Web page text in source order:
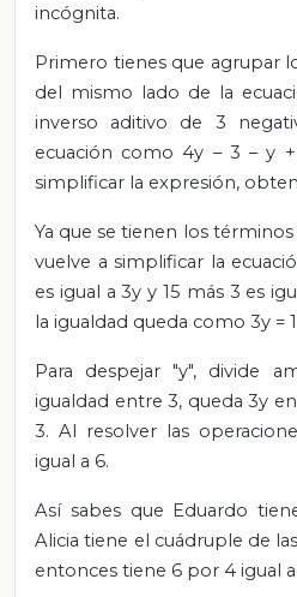
incógnita.
Primero tienes que agrupar
del mismo lado de la
inverso aditivo de 3
ecuación como 4y – 3 – y
simplificar la expresión,
Ya que se tienen los
vuelve a simplificar la
es igual a 3y y 15 más 3 es
la igualdad queda como 3y =
Para despejar "y", divide
igualdad entre 3, queda 3y
3. Al resolver las
igual a 6.
Así sabes que Eduardo
Alicia tiene el cuádruple de
entonces tiene 6 por 4 igual